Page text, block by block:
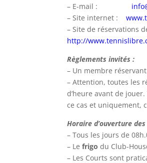
– E-mail :
– Site internet :
– Site de réservations
http://
Règlements invités :
– Un membre réservant
– Attention, toutes les
d’heure avant de
ce cas et uniquement,
Horaire d’ouverture
– Tous les jours de
– Lefrigo du Club-
– Les Courts sont